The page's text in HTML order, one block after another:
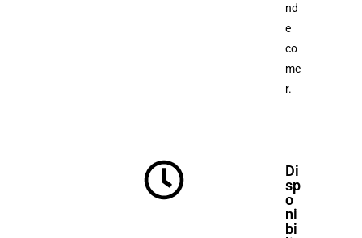
nd
e
co
me
r.
Di
sp
o
ni
bi